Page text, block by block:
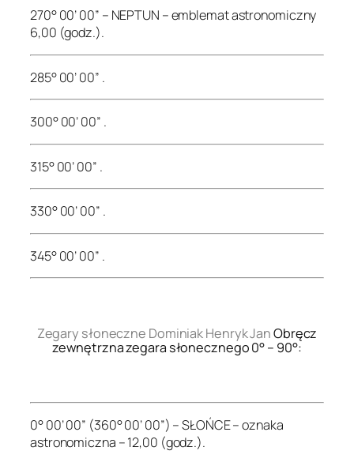
270° 00’ 00” – NEPTUN – emblemat astronomiczny
6,00 (godz.).
285° 00’ 00” .
300° 00’ 00” .
315° 00’ 00” .
330° 00’ 00” .
345° 00’ 00” .
Zegary słoneczne Dominiak Henryk JanObręcz
zewnętrzna zegara słonecznego 0° – 90°:
0° 00’ 00” (360° 00’ 00”) – SŁOŃCE – oznaka
astronomiczna – 12,00 (godz.).